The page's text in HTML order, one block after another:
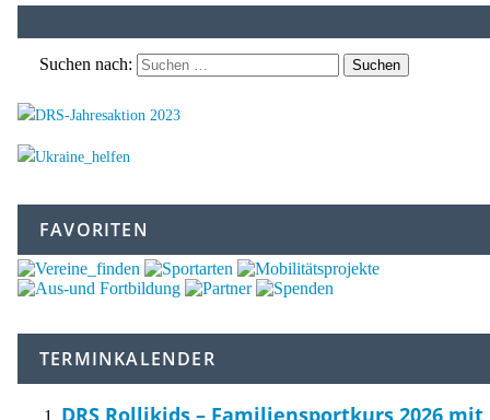
Suchen nach:
FAVORITEN
TERMINKALENDER
DRS Rollikids – Familiensportkurs 2026 mit